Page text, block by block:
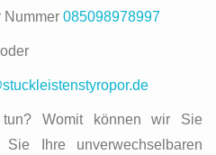
Nummer 085098978997
oder
Womit können wir Sie
Ihre unverwechselbaren